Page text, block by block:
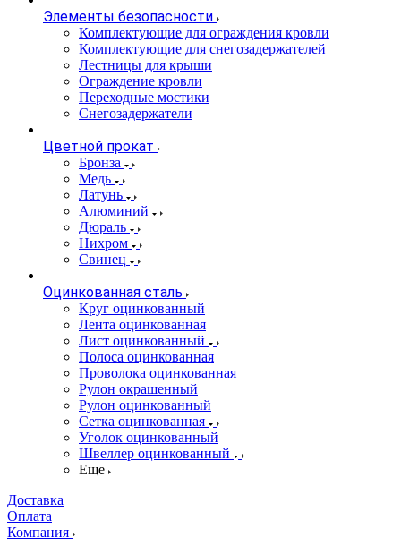
Элементы безопасности
Комплектующие для ограждения кровли
Комплектующие для снегозадержателей
Лестницы для крыши
Ограждение кровли
Переходные мостики
Снегозадержатели
Цветной прокат
Бронза
Медь
Латунь
Алюминий
Дюраль
Нихром
Свинец
Оцинкованная сталь
Круг оцинкованный
Лента оцинкованная
Лист оцинкованный
Полоса оцинкованная
Проволока оцинкованная
Рулон окрашенный
Рулон оцинкованный
Сетка оцинкованная
Уголок оцинкованный
Швеллер оцинкованный
Еще
Доставка
Оплата
Компания